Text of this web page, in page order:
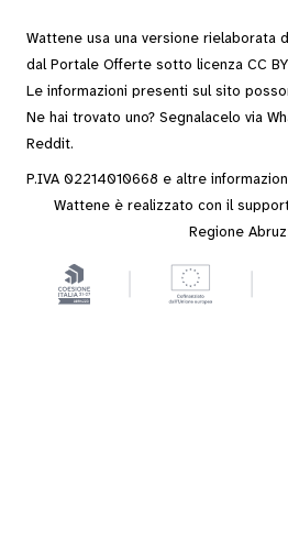
Wattene usa una versione rielaborata
dal Portale Offerte sotto licenza CC
Le informazioni presenti sul sito
Ne hai trovato uno? Segnalacelo via
Reddit.
P.IVA 02214010668 e altre
Wattene è realizzato con il
Regione